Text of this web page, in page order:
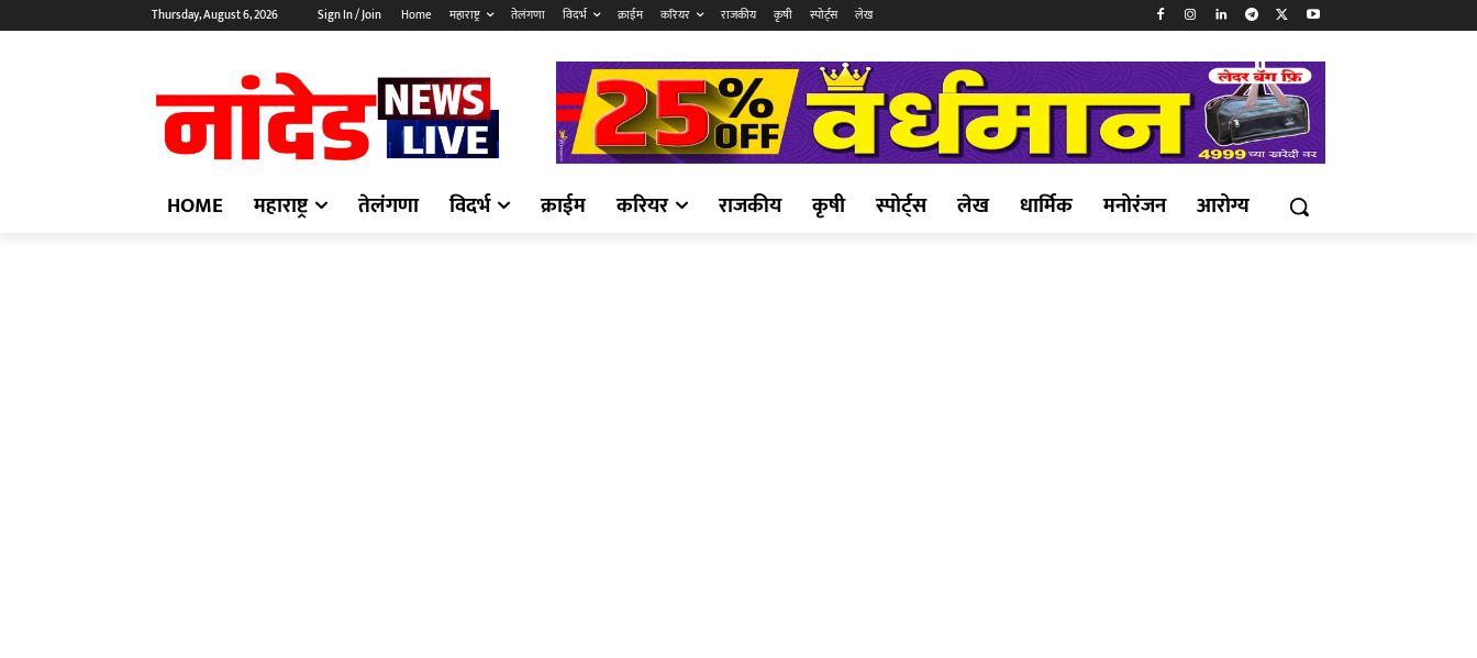
Thursday, August 6, 2026 Sign In / Join Home महाराष्ट्र तेलंगणा विदर्भ क्राईम करियर राजकीय कृषी स्पोर्ट्स लेख
HOME महाराष्ट्र तेलंगणा विदर्भ क्राईम करियर राजकीय कृषी स्पोर्ट्स लेख धार्मिक मनोरंजन आरोग्य